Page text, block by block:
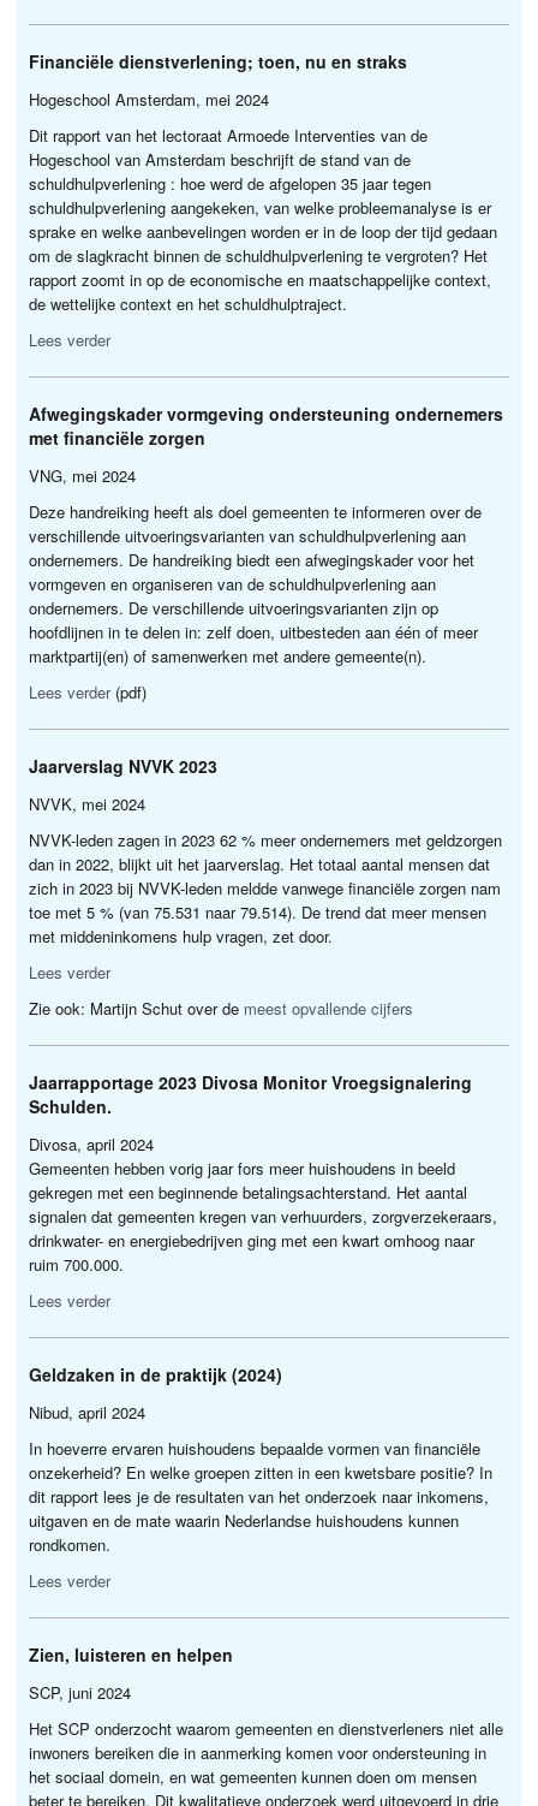
Financiële dienstverlening; toen, nu en straks
Hogeschool Amsterdam, mei 2024
Dit rapport van het lectoraat Armoede Interventies van de
Hogeschool van Amsterdam beschrijft de stand van de
schuldhulpverlening : hoe werd de afgelopen 35 jaar tegen
schuldhulpverlening aangekeken, van welke probleemanalyse is er
sprake en welke aanbevelingen worden er in de loop der tijd gedaan
om de slagkracht binnen de schuldhulpverlening te vergroten? Het
rapport zoomt in op de economische en maatschappelijke context,
de wettelijke context en het schuldhulptraject.
Lees verder
Afwegingskader vormgeving ondersteuning ondernemers
met financiële zorgen
VNG, mei 2024
Deze handreiking heeft als doel gemeenten te informeren over de
verschillende uitvoeringsvarianten van schuldhulpverlening aan
ondernemers. De handreiking biedt een afwegingskader voor het
vormgeven en organiseren van de schuldhulpverlening aan
ondernemers. De verschillende uitvoeringsvarianten zijn op
hoofdlijnen in te delen in: zelf doen, uitbesteden aan één of meer
marktpartij(en) of samenwerken met andere gemeente(n).
Lees verder(pdf)
Jaarverslag NVVK 2023
NVVK, mei 2024
NVVK-leden zagen in 2023 62 % meer ondernemers met geldzorgen
dan in 2022, blijkt uit het jaarverslag. Het totaal aantal mensen dat
zich in 2023 bij NVVK-leden meldde vanwege financiële zorgen nam
toe met 5 % (van 75.531 naar 79.514). De trend dat meer mensen
met middeninkomens hulp vragen, zet door.
Lees verder
Zie ook: Martijn Schut over de meest opvallende cijfers
Jaarrapportage 2023 Divosa Monitor Vroegsignalering
Schulden.
Divosa, april 2024
Gemeenten hebben vorig jaar fors meer huishoudens in beeld
gekregen met een beginnende betalingsachterstand. Het aantal
signalen dat gemeenten kregen van verhuurders, zorgverzekeraars,
drinkwater- en energiebedrijven ging met een kwart omhoog naar
ruim 700.000.
Lees verder
Geldzaken in de praktijk (2024)
Nibud, april 2024
In hoeverre ervaren huishoudens bepaalde vormen van financiële
onzekerheid? En welke groepen zitten in een kwetsbare positie? In
dit rapport lees je de resultaten van het onderzoek naar inkomens,
uitgaven en de mate waarin Nederlandse huishoudens kunnen
rondkomen.
Lees verder
Zien, luisteren en helpen
SCP, juni 2024
HetSCP onderzocht waarom gemeenten en dienstverleners niet alle
inwoners bereiken die in aanmerking komen voor ondersteuning in
het sociaal domein, en wat gemeenten kunnen doen om mensen
beter te bereiken. Dit kwalitatieve onderzoek werd uitgevoerd in drie